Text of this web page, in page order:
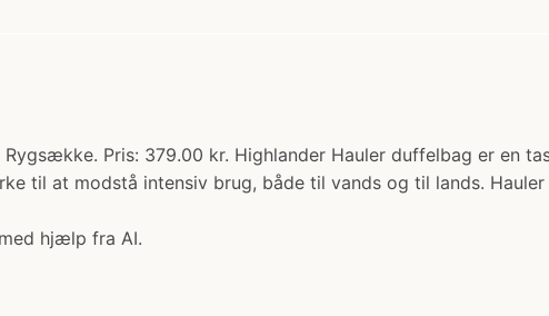
Pris: 379.00 kr. Highlander Hauler duffelbag er en
til at modstå intensiv brug, både til vands og til lands.
hjælp fra AI.